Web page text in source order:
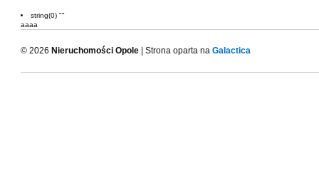
string(0) ""
aaaa
© 2026 Nieruchomości Opole | Strona oparta na Galactica